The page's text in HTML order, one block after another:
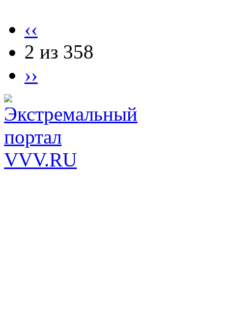
‹‹
2 из 358
››